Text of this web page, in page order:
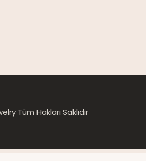
Tüm Hakları Saklıdır